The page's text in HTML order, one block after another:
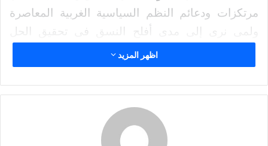
مرتكزات ودعائم النظم السياسية الغربية المعاصرة
ولمى نرى إلى مدى أفلح النسق فى تحقيق الحل
الأمثل للمشكلة السياسية .
وحتى إذا ما انتهى الباحث من ذلك انتقل إلى دراسة
القواعد العامة والقيم الحاكمة التى يمكن استقراؤها
من الأصول (قرآناً وسنة ) والصيغ التنظيمية التى
اظهر المزيد